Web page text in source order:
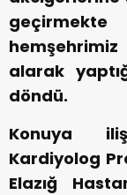
hemşehrimiz
alarak
döndü.
Konuya
Kardiyolog
Elazığ